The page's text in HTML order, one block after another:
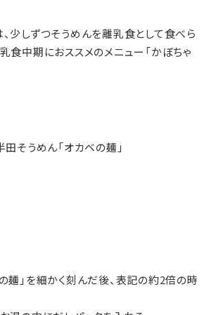
少しずつそうめんを離乳食として食べら
食中期におススメのメニュー「かぼちゃ
田そうめん「オカベの麺」
麺」を細かく刻んだ後、表記の約2倍の時